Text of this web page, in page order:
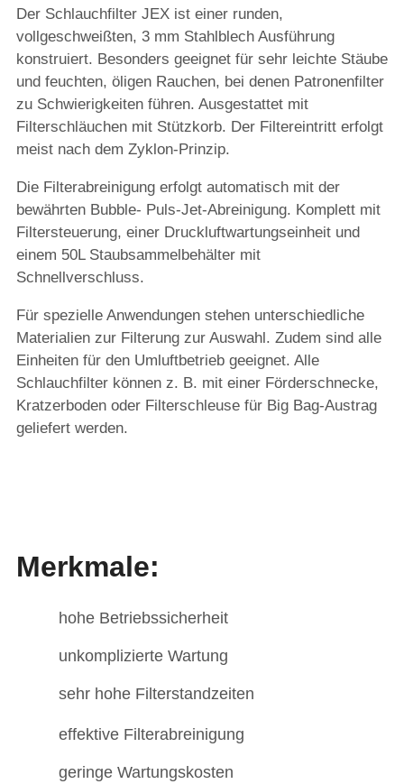
Der Schlauchfilter JEX ist einer runden,
vollgeschweißten, 3 mm Stahlblech Ausführung
konstruiert. Besonders geeignet für sehr leichte Stäube
und feuchten, öligen Rauchen, bei denen Patronenfilter
zu Schwierigkeiten führen. Ausgestattet mit
Filterschläuchen mit Stützkorb. Der Filtereintritt erfolgt
meist nach dem Zyklon-Prinzip.
Die Filterabreinigung erfolgt automatisch mit der
bewährten Bubble- Puls-Jet-Abreinigung. Komplett mit
Filtersteuerung, einer Druckluftwartungseinheit und
einem 50L Staubsammelbehälter mit
Schnellverschluss.
Für spezielle Anwendungen stehen unterschiedliche
Materialien zur Filterung zur Auswahl. Zudem sind alle
Einheiten für den Umluftbetrieb geeignet. Alle
Schlauchfilter können z. B. mit einer Förderschnecke,
Kratzerboden oder Filterschleuse für Big Bag-Austrag
geliefert werden.
Merkmale:
hohe Betriebssicherheit
unkomplizierte Wartung
sehr hohe Filterstandzeiten
effektive Filterabreinigung
geringe Wartungskosten